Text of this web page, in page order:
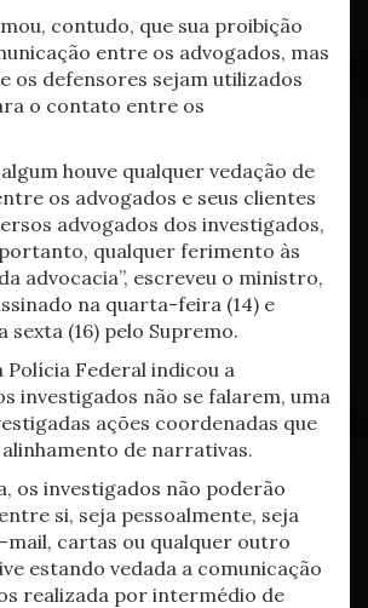
contudo, que sua proibição
entre os advogados, mas
os defensores sejam utilizados
o contato entre os
houve qualquer vedação de
os advogados e seus clientes
advogados dos investigados,
qualquer ferimento às
advocacia”, escreveu o ministro,
na quarta-feira (14) e
sexta (16) pelo Supremo.
Polícia Federal indicou a
investigados não se falarem, uma
ações coordenadas que
de narrativas.
os investigados não poderão
si, seja pessoalmente, seja
cartas ou qualquer outro
estando vedada a comunicação
realizada por intermédio de